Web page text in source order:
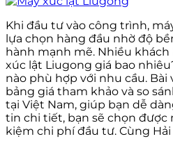
Khi đầu tư vào công trình,
lựa chọn hàng đầu nhờ độ
hành mạnh mẽ. Nhiều khách
xúc lật Liugong giá bao
nào phù hợp với nhu cầu. Bài
bảng giá tham khảo và so
tại Việt Nam, giúp bạn dễ
tin chi tiết, bạn sẽ chọn được
kiệm chi phí đầu tư. Cùng